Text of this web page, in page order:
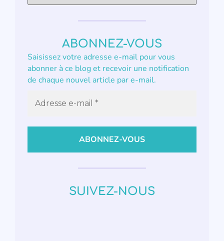
ABONNEZ-VOUS
Saisissez votre adresse e-mail pour vous
abonner à ce blog et recevoir une notification
de chaque nouvel article par e-mail.
SUIVEZ-NOUS